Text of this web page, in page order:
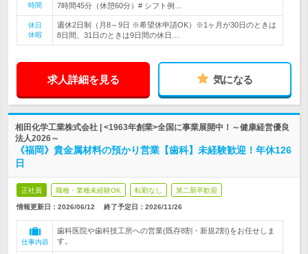
時間
7時間45分（休憩60分）# シフト例…
休日
休暇
週休2日制（月8～9日 ※希望休申請OK）※1ヶ月が30日のときは
8日間、31日のときは9日間の休日…
求人詳細を見る 気になる
相田化学工業株式会社 | <1963年創業>全国に事業展開中！～健康経営優良
法人2026～
《福岡》貴金属材料の預かり営業【歯科】未経験歓迎！年休126
日
正社員 職種・業種未経験OK 転勤なし 第二新卒歓迎
情報更新日：2026/06/12 終了予定日： 2026/11/26
仕事内容
歯科医院や歯科技工所への営業(既存8割・新規2割)をお任せしま
す。